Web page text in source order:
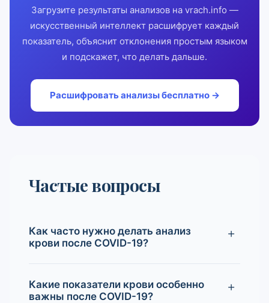
Загрузите результаты анализов на vrach.info —
искусственный интеллект расшифрует каждый
показатель, объяснит отклонения простым языком
и подскажет, что делать дальше.
Расшифровать анализы бесплатно →
Частые вопросы
Как часто нужно делать анализ
крови после COVID-19?
Какие показатели крови особенно
важны после COVID-19?